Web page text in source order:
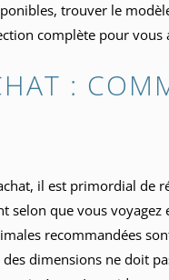
trouver le
complète pour
:
il est primordial de
selon que vous
recommandées
dimensions ne doit